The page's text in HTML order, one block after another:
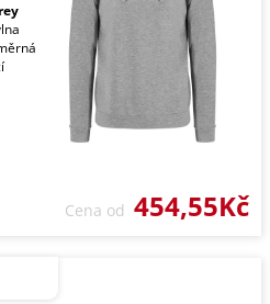
Cena od 454,55Kč